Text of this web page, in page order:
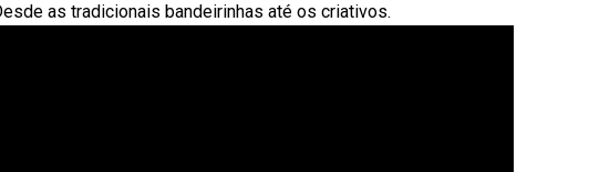
as tradicionais bandeirinhas até os criativos.